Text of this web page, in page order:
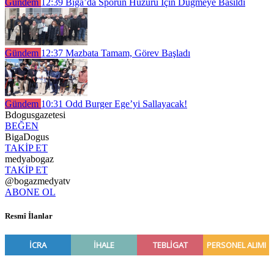
Gündem 12:37 Mazbata Tamam, Görev Başladı
Gündem 10:31 Odd Burger Ege’yi Sallayacak!
Bdogusgazetesi
BEĞEN
BigaDogus
TAKİP ET
medyabogaz
TAKİP ET
@bogazmedyatv
ABONE OL
Resmî İlanlar